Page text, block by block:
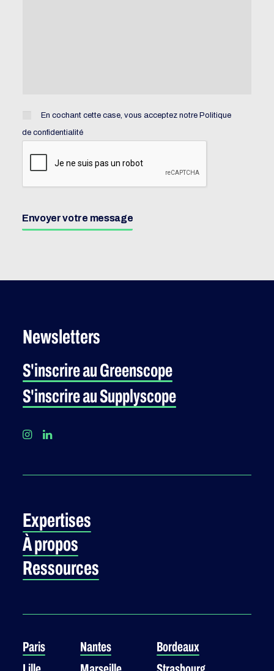
En cochant cette case, vous acceptez notre Politique
de confidentialité
Envoyer votre message
Newsletters
S'inscrire au Greenscope
S'inscrire au Supplyscope
Expertises
À propos
Ressources
Paris
Nantes
Bordeaux